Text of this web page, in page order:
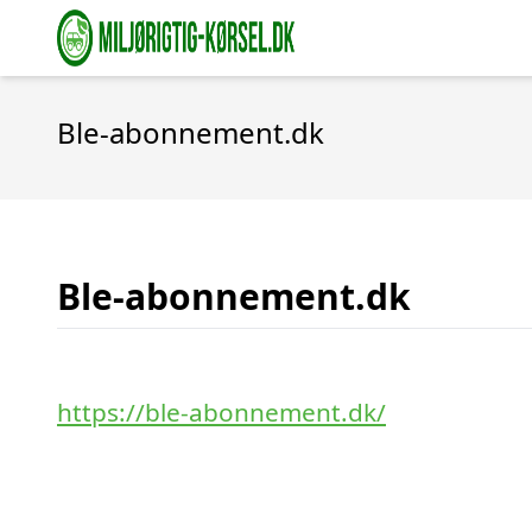
Ble-abonnement.dk
Ble-abonnement.dk
https://ble-abonnement.dk/